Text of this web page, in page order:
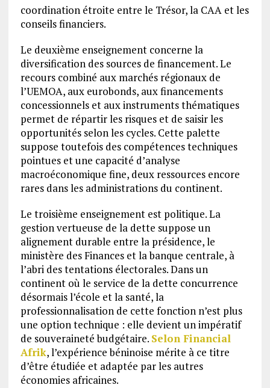
coordination étroite entre le Trésor, la CAA et les
conseils financiers.
Le deuxième enseignement concerne la
diversification des sources de financement. Le
recours combiné aux marchés régionaux de
l’UEMOA, aux eurobonds, aux financements
concessionnels et aux instruments thématiques
permet de répartir les risques et de saisir les
opportunités selon les cycles. Cette palette
suppose toutefois des compétences techniques
pointues et une capacité d’analyse
macroéconomique fine, deux ressources encore
rares dans les administrations du continent.
Le troisième enseignement est politique. La
gestion vertueuse de la dette suppose un
alignement durable entre la présidence, le
ministère des Finances et la banque centrale, à
l’abri des tentations électorales. Dans un
continent où le service de la dette concurrence
désormais l’école et la santé, la
professionnalisation de cette fonction n’est plus
une option technique : elle devient un impératif
de souveraineté budgétaire. Selon Financial
Afrik, l’expérience béninoise mérite à ce titre
d’être étudiée et adaptée par les autres
économies africaines.